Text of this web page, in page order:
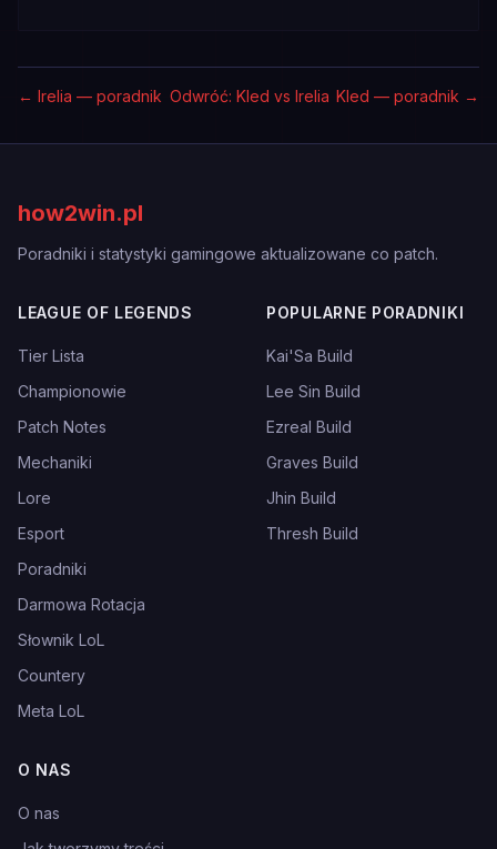
← Irelia — poradnik Odwróć: Kled vs Irelia Kled — poradnik →
how2win.pl
Poradniki i statystyki gamingowe aktualizowane co patch.
LEAGUE OF LEGENDS
Tier Lista
Championowie
Patch Notes
Mechaniki
Lore
Esport
Poradniki
Darmowa Rotacja
Słownik LoL
Countery
Meta LoL
POPULARNE PORADNIKI
Kai'Sa Build
Lee Sin Build
Ezreal Build
Graves Build
Jhin Build
Thresh Build
O NAS
O nas